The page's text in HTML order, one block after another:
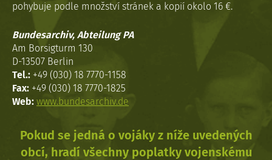
pohybuje podle množství stránek a kopií okolo 16 €.
Bundesarchiv, Abteilung PA
Am Borsigturm 130
D-13507 Berlin
Tel.: +49 (030) 18 7770-1158
Fax: +49 (030) 18 7770-1825
Web: www.bundesarchiv.de
Pokud se jedná o vojáky z níže uvedených
obcí, hradí všechny poplatky vojenskému